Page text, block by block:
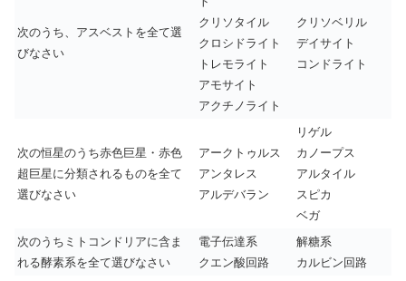
次のうち、アスベストを全て選
びなさい
クリソタイル
クロシドライト
トレモライト
アモサイト
アクチノライト
クリソベリル
デイサイト
コンドライト
次の恒星のうち赤色巨星・赤色
超巨星に分類されるものを全て
選びなさい
アークトゥルス
アンタレス
アルデバラン
リゲル
カノープス
アルタイル
スピカ
ベガ
次のうちミトコンドリアに含ま
れる酵素系を全て選びなさい
電子伝達系
クエン酸回路
解糖系
カルビン回路